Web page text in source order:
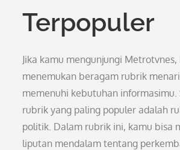
Terpopuler
Jika kamu mengunjungi
menemukan beragam rubrik
memenuhi kebutuhan informasimu.
rubrik yang paling populer adalah
politik. Dalam rubrik ini, kamu bisa
liputan mendalam tentang